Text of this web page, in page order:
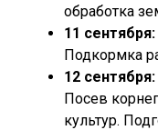
обработка
11 сентября:
Подкормка
12 сентября:
Посев
культур.